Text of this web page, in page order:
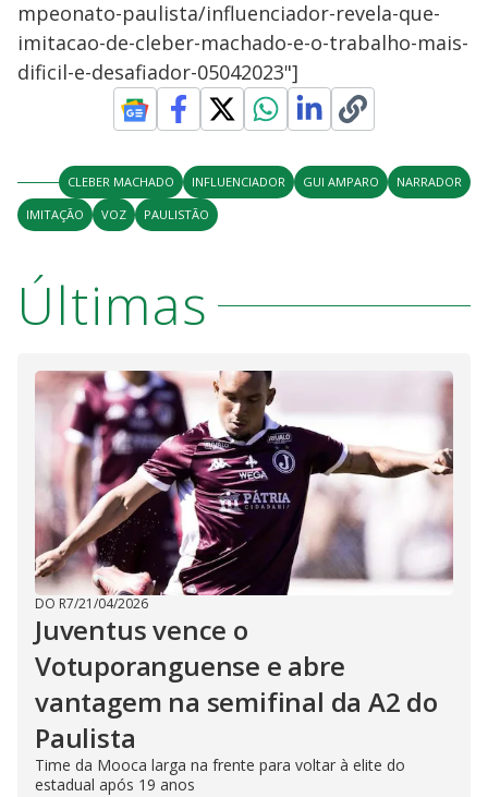
mpeonato-paulista/influenciador-revela-que-
imitacao-de-cleber-machado-e-o-trabalho-mais-
dificil-e-desafiador-05042023"]
CLEBER MACHADO INFLUENCIADOR GUI AMPARO
NARRADOR
IMITAÇÃO
VOZ PAULISTÃO
Últimas
DO R7/21/04/2026
Juventus vence o
Votuporanguense e abre
vantagem na semifinal da A2 do
Paulista
Time da Mooca larga na frente para voltar à elite do
estadual após 19 anos